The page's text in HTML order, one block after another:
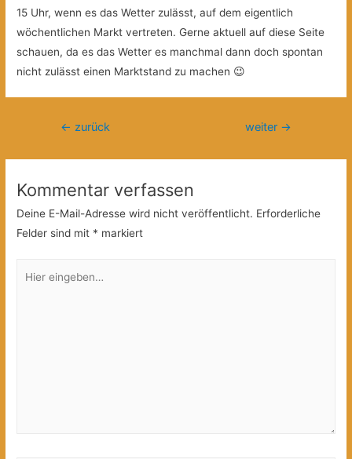
15 Uhr, wenn es das Wetter zulässt, auf dem eigentlich
wöchentlichen Markt vertreten. Gerne aktuell auf diese Seite
schauen, da es das Wetter es manchmal dann doch spontan
nicht zulässt einen Marktstand zu machen 😉
Beitragsnavigation
← zurück weiter →
Kommentar verfassen
Deine E-Mail-Adresse wird nicht veröffentlicht. Erforderliche
Felder sind mit * markiert
eingeben…